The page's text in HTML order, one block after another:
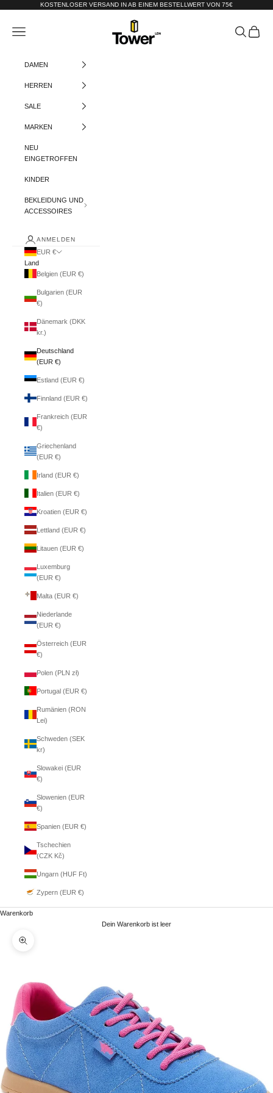
Zum Inhalt springenKOSTENLOSER VERSAND IN AB EINEM BESTELLWERT VON 75€
Tower-London.De
Menü Suchen
DAMEN
HERREN
SALE
MARKEN
NEU
EINGETROFFEN
KINDER
BEKLEIDUNG UND
ACCESSOIRES
ANMELDEN
EUR €
Land
Belgien (EUR €)
Bulgarien (EUR
€)
Dänemark (DKK
kr.)
Deutschland
(EUR €)
Estland (EUR €)
Finnland (EUR €)
Frankreich (EUR
€)
Griechenland
(EUR €)
Irland (EUR €)
Italien (EUR €)
Kroatien (EUR €)
Lettland (EUR €)
Litauen (EUR €)
Luxemburg
(EUR €)
Malta (EUR €)
Niederlande
(EUR €)
Österreich (EUR
€)
Polen (PLN zł)
Portugal (EUR €)
Rumänien (RON
Lei)
Schweden (SEK
kr)
Slowakei (EUR
€)
Slowenien (EUR
€)
Spanien (EUR €)
Tschechien
(CZK Kč)
Ungarn (HUF Ft)
Zypern (EUR €)
Warenkorb
Dein Warenkorb ist leer
Bild vergrößern